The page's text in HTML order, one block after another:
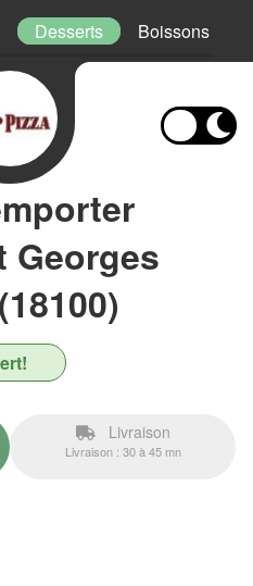
Desserts Boissons
Georges
Livraison
Livraison : 30 à 45 mn